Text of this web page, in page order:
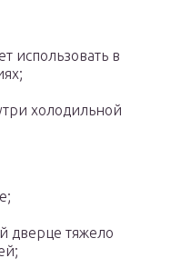
использовать в
холодильной
дверце тяжело